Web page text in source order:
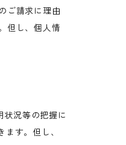
ご請求に理由
但し、個人情
況等の把握に
す。但し、